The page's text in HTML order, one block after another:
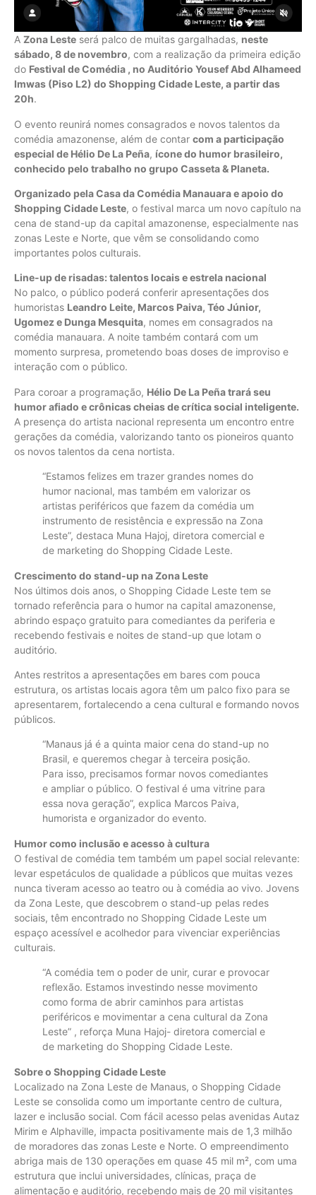
A Zona Leste será palco de muitas gargalhadas, neste
sábado, 8 de novembro, com a realização da primeira edição
do Festival de Comédia , no Auditório Yousef Abd Alhameed
Imwas (Piso L2) do Shopping Cidade Leste, a partir das
20h.
O evento reunirá nomes consagrados e novos talentos da
comédia amazonense, além de contar com a participação
especial de Hélio De La Peña, ícone do humor brasileiro,
conhecido pelo trabalho no grupo Casseta & Planeta.
Organizado pela Casa da Comédia Manauara e apoio do
Shopping Cidade Leste, o festival marca um novo capítulo na
cena de stand-up da capital amazonense, especialmente nas
zonas Leste e Norte, que vêm se consolidando como
importantes polos culturais.
Line-up de risadas: talentos locais e estrela nacional
No palco, o público poderá conferir apresentações dos
humoristas Leandro Leite, Marcos Paiva, Téo Júnior,
Ugomez e Dunga Mesquita, nomes em consagrados na
comédia manauara. A noite também contará com um
momento surpresa, prometendo boas doses de improviso e
interação com o público.
Para coroar a programação, Hélio De La Peña trará seu
humor afiado e crônicas cheias de crítica social inteligente.
A presença do artista nacional representa um encontro entre
gerações da comédia, valorizando tanto os pioneiros quanto
os novos talentos da cena nortista.
“Estamos felizes em trazer grandes nomes do
humor nacional, mas também em valorizar os
artistas periféricos que fazem da comédia um
instrumento de resistência e expressão na Zona
Leste”, destaca Muna Hajoj, diretora comercial e
de marketing do Shopping Cidade Leste.
Crescimento do stand-up na Zona Leste
Nos últimos dois anos, o Shopping Cidade Leste tem se
tornado referência para o humor na capital amazonense,
abrindo espaço gratuito para comediantes da periferia e
recebendo festivais e noites de stand-up que lotam o
auditório.
Antes restritos a apresentações em bares com pouca
estrutura, os artistas locais agora têm um palco fixo para se
apresentarem, fortalecendo a cena cultural e formando novos
públicos.
“Manaus já é a quinta maior cena do stand-up no
Brasil, e queremos chegar à terceira posição.
Para isso, precisamos formar novos comediantes
e ampliar o público. O festival é uma vitrine para
essa nova geração”, explica Marcos Paiva,
humorista e organizador do evento.
Humor como inclusão e acesso à cultura
O festival de comédia tem também um papel social relevante:
levar espetáculos de qualidade a públicos que muitas vezes
nunca tiveram acesso ao teatro ou à comédia ao vivo. Jovens
da Zona Leste, que descobrem o stand-up pelas redes
sociais, têm encontrado no Shopping Cidade Leste um
espaço acessível e acolhedor para vivenciar experiências
culturais.
“A comédia tem o poder de unir, curar e provocar
reflexão. Estamos investindo nesse movimento
como forma de abrir caminhos para artistas
periféricos e movimentar a cena cultural da Zona
Leste” , reforça Muna Hajoj- diretora comercial e
de marketing do Shopping Cidade Leste.
Sobre o Shopping Cidade Leste
Localizado na Zona Leste de Manaus, o Shopping Cidade
Leste se consolida como um importante centro de cultura,
lazer e inclusão social. Com fácil acesso pelas avenidas Autaz
Mirim e Alphaville, impacta positivamente mais de 1,3 milhão
de moradores das zonas Leste e Norte. O empreendimento
abriga mais de 130 operações em quase 45 mil m², com uma
estrutura que inclui universidades, clínicas, praça de
alimentação e auditório, recebendo mais de 20 mil visitantes